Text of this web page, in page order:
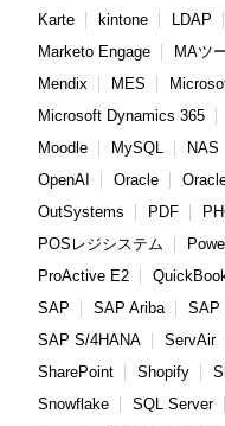
Karte
kintone LDAP
Marketo Engage
MAツ
Mendix
MES
Microsoft Dynamics 365
Moodle
MySQL NAS
OpenAI
Oracle
OutSystems
PDF
POSレジシステム
ProActive E2
SAP
SAP Ariba SAP
SAP S/4HANA
ServAir
SharePoint
Shopify
Snowflake
SQL Server